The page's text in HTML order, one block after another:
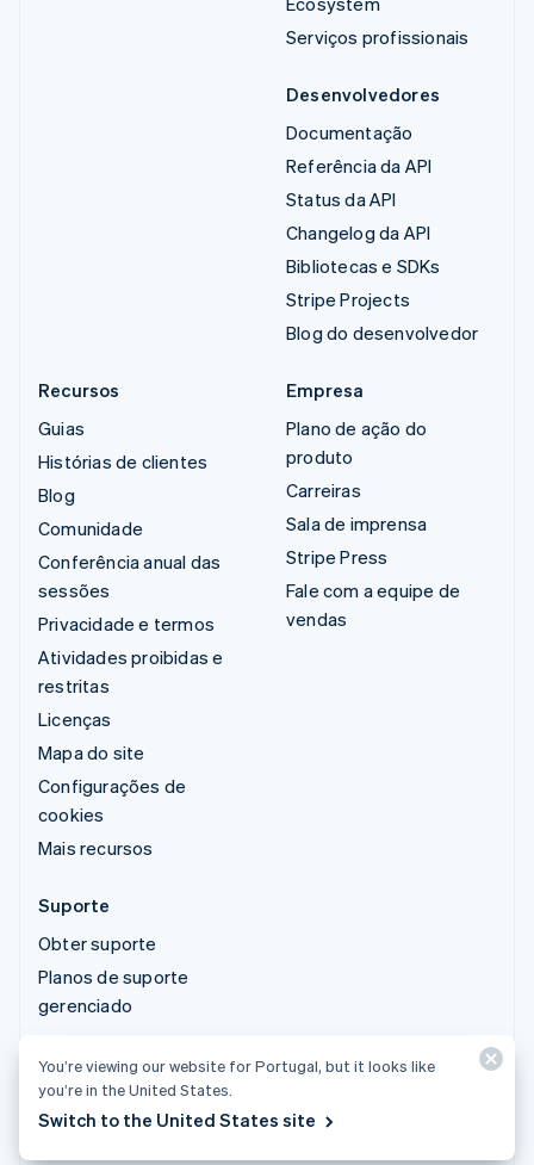
Serviços profissionais
Desenvolvedores
Documentação
Referência da API
Status da API
Changelog da API
Bibliotecas e SDKs
Stripe Projects
Blog do desenvolvedor
Recursos
Guias
Histórias de clientes
Blog
Comunidade
Conferência anual das
sessões
Privacidade e termos
Atividades proibidas e
restritas
Licenças
Mapa do site
Configurações de
cookies
Mais recursos
Empresa
Plano de ação do
produto
Carreiras
Sala de imprensa
Stripe Press
Fale com a equipe de
vendas
Suporte
Obter suporte
Planos de suporte
gerenciado
© 2026 Stripe, LLC
You’re viewing our website for Portugal, but it looks like
you’re in the United States.
Switch to the United States site